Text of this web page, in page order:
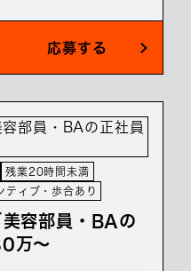
応募する
残業20時間未満
ティブ・歩合あり
容部員・BAの
万～